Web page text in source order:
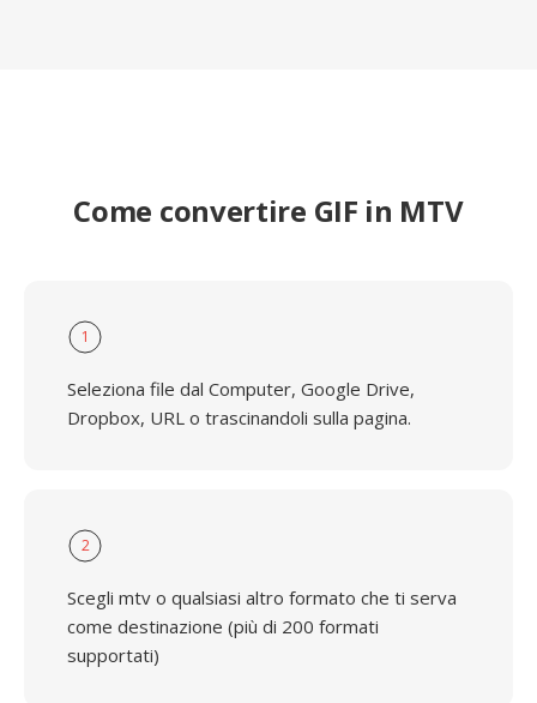
Come convertire GIF in MTV
1
Seleziona file dal Computer, Google Drive,
Dropbox, URL o trascinandoli sulla pagina.
2
Scegli mtv o qualsiasi altro formato che ti serva
come destinazione (più di 200 formati
supportati)